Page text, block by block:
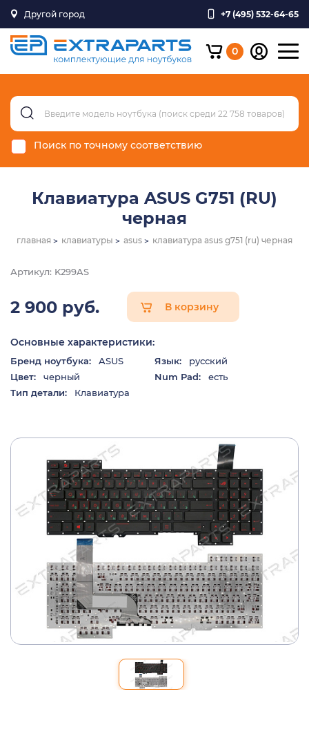
Другой город +7 (495) 532-64-65
0
Поиск по точному соответствию
Клавиатура ASUS G751 (RU)
черная
главная клавиатуры asus клавиатура asus g751 (ru) черная
Артикул: K299AS
2 900 руб. В корзину
Основные характеристики:
Бренд ноутбука: ASUS Язык:
русский
Цвет:
черный Num Pad:
есть
Тип детали:
Клавиатура